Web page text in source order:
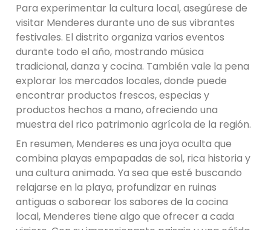
Para experimentar la cultura local, asegúrese de
visitar Menderes durante uno de sus vibrantes
festivales. El distrito organiza varios eventos
durante todo el año, mostrando música
tradicional, danza y cocina. También vale la pena
explorar los mercados locales, donde puede
encontrar productos frescos, especias y
productos hechos a mano, ofreciendo una
muestra del rico patrimonio agrícola de la región.
En resumen, Menderes es una joya oculta que
combina playas empapadas de sol, rica historia y
una cultura animada. Ya sea que esté buscando
relajarse en la playa, profundizar en ruinas
antiguas o saborear los sabores de la cocina
local, Menderes tiene algo que ofrecer a cada